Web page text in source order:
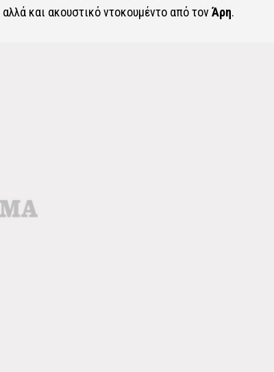
και ακουστικό ντοκουμέντο από τονΆρη.